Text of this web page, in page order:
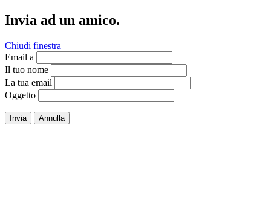
Invia ad un amico.
Chiudi finestra
Email a
Il tuo nome
La tua email
Oggetto
Invia Annulla